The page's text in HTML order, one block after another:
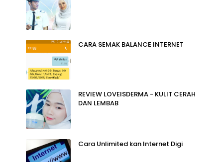
CARA SEMAK BALANCE INTERNET
REVIEW LOVEISDERMA - KULIT CERAH
DAN LEMBAB
Cara Unlimited kan Internet Digi